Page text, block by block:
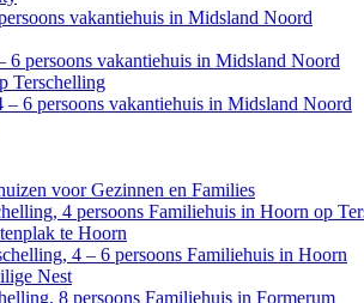
vakantiehuis in Midsland Noord
6 persoons vakantiehuis in Midsland Noord
Terschelling
6 persoons vakantiehuis in Midsland Noord
voor Gezinnen en Families
4 persoons Familiehuis in Hoorn op
te Hoorn
4 – 6 persoons Familiehuis in Hoorn
Nest
8 persoons Familiehuis in Formerum